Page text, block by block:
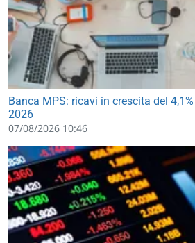
Banca MPS: ricavi in crescita del
2026
07/08/2026 10:46